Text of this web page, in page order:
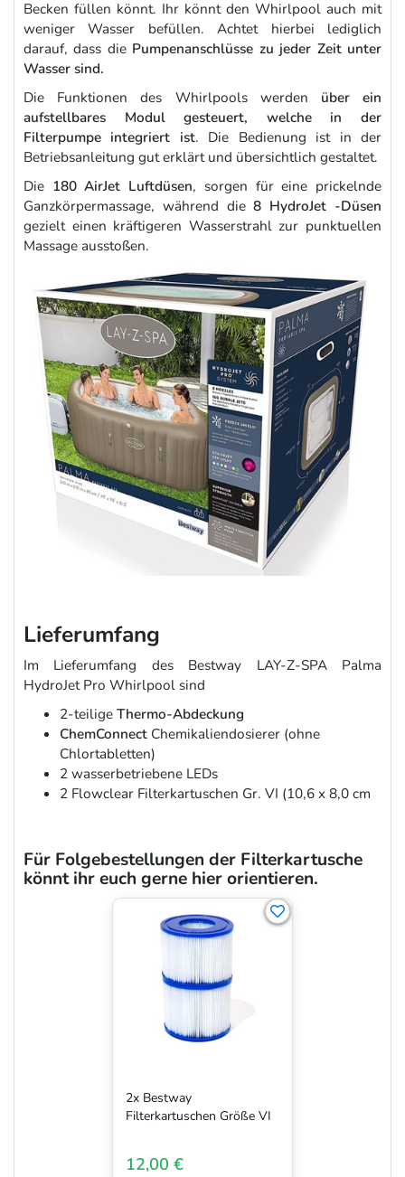
Becken füllen könnt. Ihr könnt den Whirlpool auch mit
weniger Wasser befüllen. Achtet hierbei lediglich
darauf, dass diePumpenanschlüsse zu jeder Zeit unter
Wasser sind.
Die Funktionen des Whirlpools werden über ein
aufstellbares Modul gesteuert, welche in der
Filterpumpe integriert ist. Die Bedienung ist in der
Betriebsanleitung gut erklärt und übersichtlich gestaltet.
Die 180 AirJet Luftdüsen, sorgen für eine prickelnde
Ganzkörpermassage, während die8 HydroJet -Düsen
gezielt einen kräftigeren Wasserstrahl zur punktuellen
Massage ausstoßen.
Lieferumfang
Im Lieferumfang des Bestway LAY-Z-SPA Palma
HydroJet Pro Whirlpool sind
2-teiligeThermo-Abdeckung
ChemConnect Chemikaliendosierer (ohne
Chlortabletten)
2 wasserbetriebene LEDs
2 Flowclear Filterkartuschen Gr. VI (10,6 x 8,0 cm
Für Folgebestellungen der Filterkartusche
könnt ihr euch gerne hier orientieren.
2x Bestway
Filterkartuschen Größe VI
12,00 €